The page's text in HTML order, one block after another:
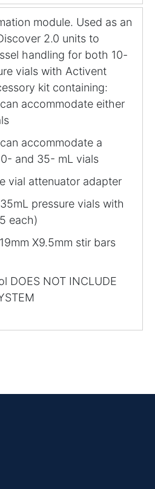
module. Used as an
2.0 units to
handling for both 10-
vials with Activent
kit containing:
accommodate either
accommodate a
and 35- mL vials
vial attenuator adapter
pressure vials with
each)
X9.5mm stir bars
DOES NOT INCLUDE